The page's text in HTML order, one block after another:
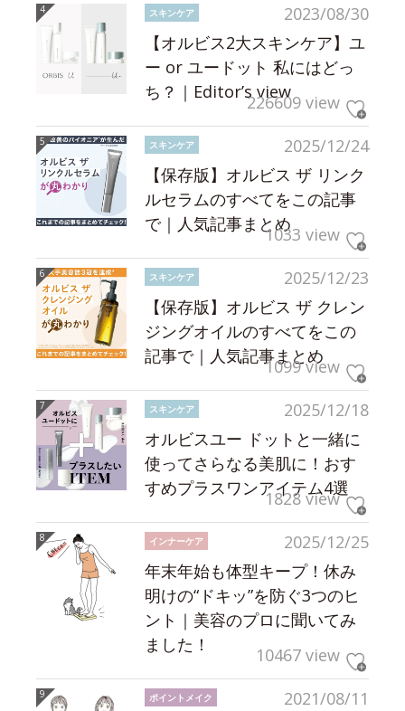
2023/08/30
スキンケア
【オルビス2大スキンケア】ユ
ー or ユードット 私にはどっ
ち？｜Editor’s view226609 view
2025/12/24
スキンケア
【保存版】オルビス ザ リンク
ルセラムのすべてをこの記事
で｜人気記事まとめ1033 view
2025/12/23
スキンケア
【保存版】オルビス ザ クレン
ジングオイルのすべてをこの
記事で｜人気記事まとめ
1099 view
2025/12/18
スキンケア
オルビスユー ドットと一緒に
使ってさらなる美肌に！おす
すめプラスワンアイテム4選
1828 view
2025/12/25
インナーケア
年末年始も体型キープ！休み
明けの“ドキッ”を防ぐ3つのヒ
ント｜美容のプロに聞いてみ
ました！
10467 view
2021/08/11
ポイントメイク